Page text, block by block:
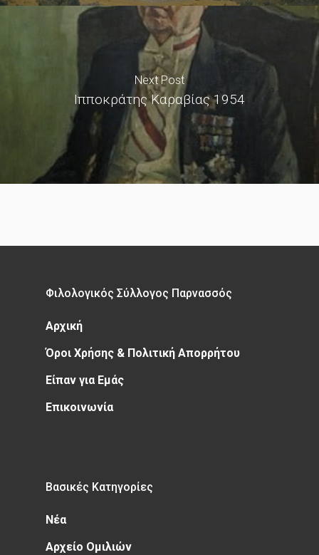
Next Post
Ιπποκράτης Καραβίας 1954
Φιλολογικός Σύλλογος Παρνασσός
Αρχική
Όροι Χρήσης & Πολιτική Απορρήτου
Είπαν για Εμάς
Επικοινωνία
Βασικές Κατηγορίες
Νέα
Αρχείο Ομιλιών